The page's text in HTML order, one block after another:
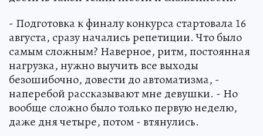
- Подготовка к финалу конкурса стартовала 16
августа, сразу начались репетиции. Что было
самым сложным? Наверное, ритм, постоянная
нагрузка, нужно выучить все выходы
безошибочно, довести до автоматизма, -
наперебой рассказывают мне девушки. - Но
вообще сложно было только первую неделю,
даже дня четыре, потом - втянулись.